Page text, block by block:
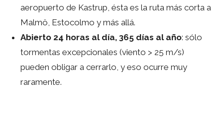
aeropuerto de Kastrup, ésta es la ruta más corta a
Malmö, Estocolmo y más allá.
Abierto 24 horas al día, 365 días al año: sólo
tormentas excepcionales (viento > 25 m/s)
pueden obligar a cerrarlo, y eso ocurre muy
raramente.